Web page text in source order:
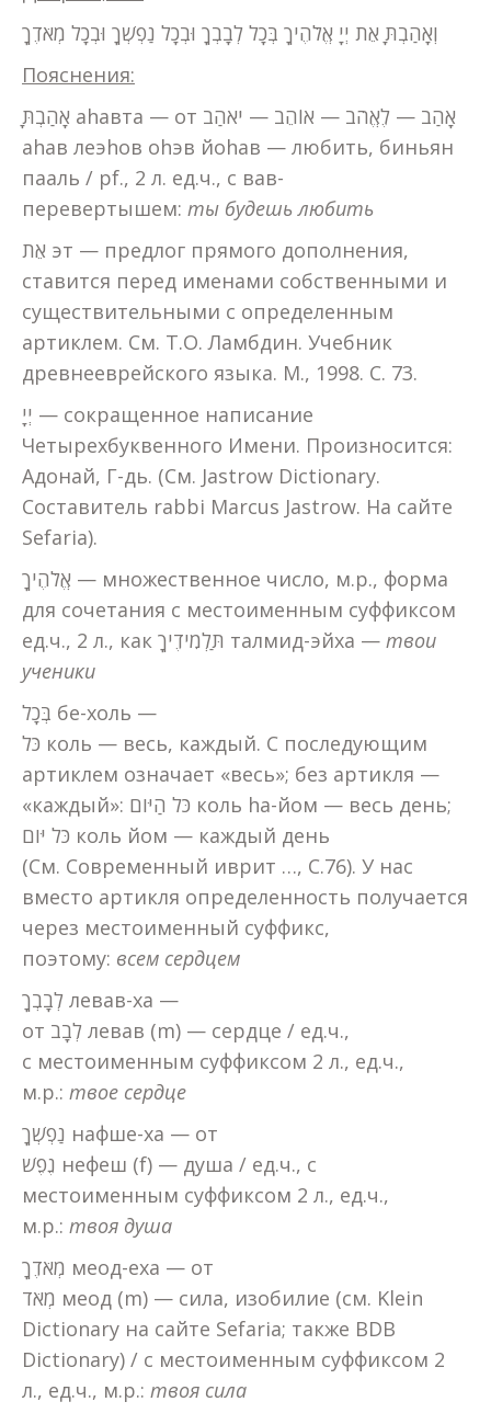
וְאָהַבְתָּ אֵת יְיָ אֱלֹהֶיךָ בְּכָל לְבָבְךָ וּבְכָל נַפְשְׁךָ וּבְכָל מְאֹדֶךָ
Пояснения:
אָהַבְתָּ аhавта — от אָהַב — לֶאֱהֹב — אוֹהֵב — יֹאהַב
аhав леэhов оhэв йоhав — любить, биньян
пааль / pf., 2 л. ед.ч., с вав-
перевертышем: ты будешь любить
אֵת эт — предлог прямого дополнения,
ставится перед именами собственными и
существительными с определенным
артиклем. См. Т.О. Ламбдин. Учебник
древнееврейского языка. М., 1998. С. 73.
יְיָ — сокращенное написание
Четырехбуквенного Имени. Произносится:
Адонай, Г-дь. (См. Jastrow Dictionary.
Составитель rabbi Marcus Jastrow. На сайте
Sefaria).
אֱלֹהֶיךָ — множественное число, м.р., форма
для сочетания с местоименным суффиксом
ед.ч., 2 л., как תַּלְמִידֶיךָ талмид-эйха — твои
ученики
בְּכָל бе-холь —
כֹּל коль — весь, каждый. С последующим
артиклем означает «весь»; без артикля —
«каждый»: כֹּל הַיּום коль hа-йом — весь день;
כֹּל יּום коль йом — каждый день
(См. Современный иврит …, С.76). У нас
вместо артикля определенность получается
через местоименный суффикс,
поэтому: всем сердцем
לְבָבְךָ левав-ха —
от לְבָב левав (m) — сердце / ед.ч.,
с местоименным суффиксом 2 л., ед.ч.,
м.р.: твое сердце
נַפְשְׁךָ нафше-ха — от
נֶפֶשׁ нефеш (f) — душа / ед.ч., с
местоименным суффиксом 2 л., ед.ч.,
м.р.: твоя душа
מְאֹדֶךָ меод-еха — от
מְאֹד меод (m) — сила, изобилие (cм. Klein
Dictionary на сайте Sefaria; также BDB
Dictionary) / с местоименным суффиксом 2
л., ед.ч., м.р.: твоя сила